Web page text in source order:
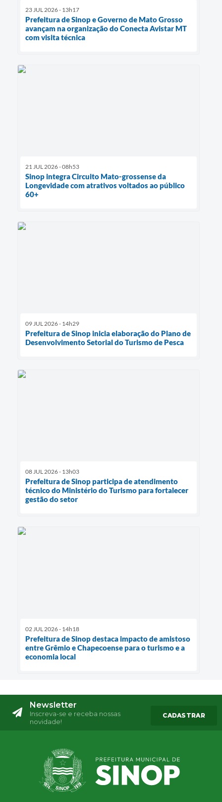
23 JUL 2026 - 13h17
Prefeitura de Sinop e Governo de Mato Grosso
avançam na organização do Conecta Avistar MT
com visita técnica
21 JUL 2026 - 08h53
Sinop integra Circuito Mato-grossense da
Longevidade com atrativos voltados ao público
60+
09 JUL 2026 - 14h29
Prefeitura de Sinop inicia elaboração do Plano de
Desenvolvimento Setorial do Turismo de Pesca
08 JUL 2026 - 13h03
Prefeitura de Sinop participa de atendimento
técnico do Ministério do Turismo para fortalecer
gestão do setor
02 JUL 2026 - 14h18
Prefeitura de Sinop destaca impacto de amistoso
entre Grêmio e Chapecoense para o turismo e a
economia local
Newsletter
Inscreva-se e receba nossas
novidade!
CADASTRAR